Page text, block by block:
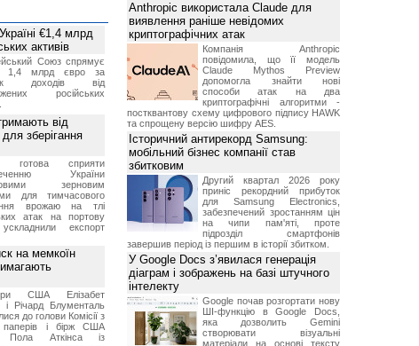
€1,4 млрд
активів
Союз спрямує
1,4 млрд євро за
доходів від
російських
від
зберігання
готова сприяти
України
зерновим
для тимчасового
врожаю на тлі
атак на портову
експорт
на мемкоїн
США Елізабет
і Річард Блументаль
до голови Комісії з
паперів і бірж США
Пола Аткінса із
Anthropic використала Claude для
виявлення раніше невідомих
криптографічних атак
Компанія Anthropic
повідомила, що її модель
Claude Mythos Preview
допомогла знайти нові
способи атак на два
криптографічні алгоритми -
постквантову схему цифрового підпису HAWK
та спрощену версію шифру AES.
Історичний антирекорд Samsung:
мобільний бізнес компанії став
збитковим
Другий квартал 2026 року
приніс рекордний прибуток
для Samsung Electronics,
забезпечений зростанням цін
на чипи пам'яті, проте
підрозділ смартфонів
завершив період із першим в історії збитком.
У Google Docs з’явилася генерація
діаграм і зображень на базі штучного
інтелекту
Google почав розгортати нову
ШІ-функцію в Google Docs,
яка дозволить Gemini
створювати візуальні
матеріали на основі тексту